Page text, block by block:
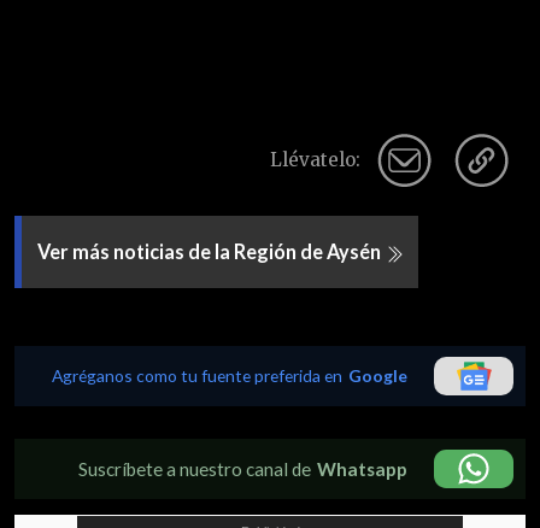
Llévatelo:
Ver más noticias de la Región de Aysén
Agréganos como tu fuente preferida en Google
Suscríbete a nuestro canal de Whatsapp